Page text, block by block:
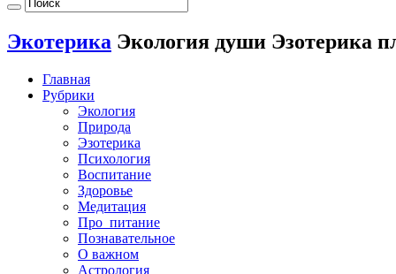
Экотерика Экология души Эзотерика
Главная
Рубрики
Экология
Природа
Эзотерика
Психология
Воспитание
Здоровье
Медитация
Про_питание
Познавательное
О важном
Астрология